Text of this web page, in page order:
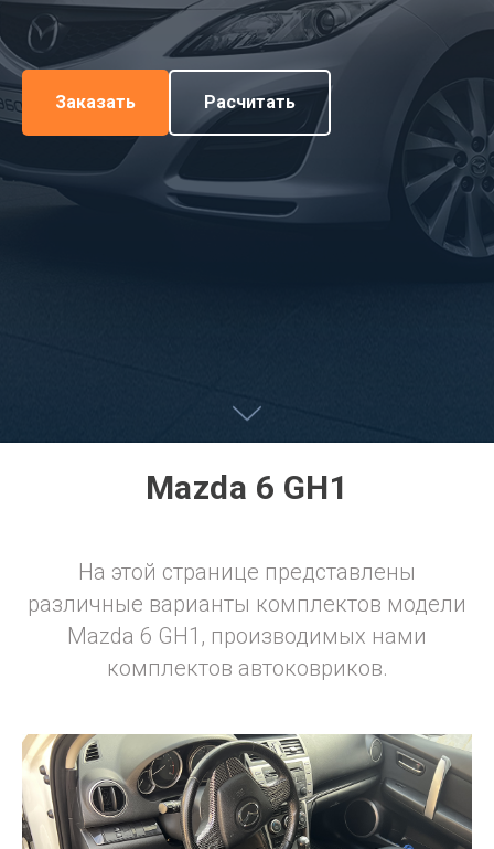
Заказать Расчитать
Mazda 6 GH1
На этой странице представлены
различные варианты комплектов модели
Mazda 6 GH1, производимых нами
комплектов автоковриков.